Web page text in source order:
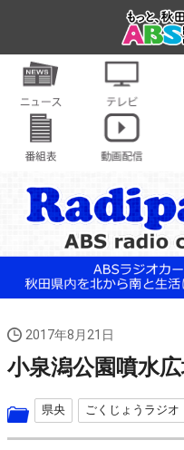
2017年8月21日
小泉潟公園噴水
県央 ごくじょうラジオ